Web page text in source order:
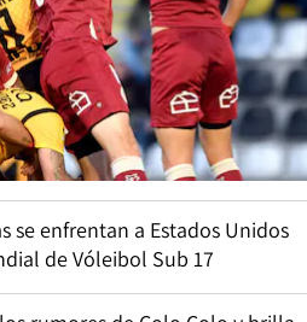
se enfrentan a Estados Unidos
de Vóleibol Sub 17